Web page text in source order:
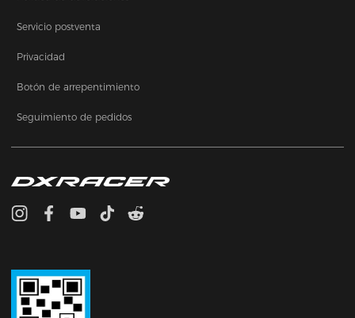
Servicio postventa
Privacidad
Botón de arrepentimiento
Seguimiento de pedidos